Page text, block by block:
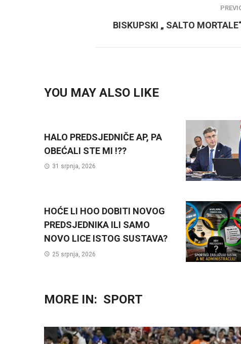
BISKUPSKI „ SALTO
YOU MAY ALSO LIKE
HALO PREDSJEDNIČE AP, PA
OBEĆALI STE MI !??
31 srpnja, 2026
HOĆE LI HOO DOBITI NOVOG
PREDSJEDNIKA ILI SAMO
NOVO LICE ISTOG SUSTAVA?
25 srpnja, 2026
MORE IN: SPORT